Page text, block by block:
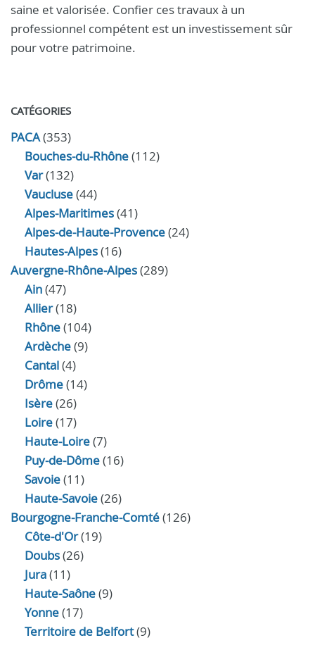
saine et valorisée. Confier ces travaux à un
professionnel compétent est un investissement sûr
pour votre patrimoine.
CATÉGORIES
PACA(353)
Bouches-du-Rhône(112)
Var(132)
Vaucluse(44)
Alpes-Maritimes(41)
Alpes-de-Haute-Provence(24)
Hautes-Alpes(16)
Auvergne-Rhône-Alpes(289)
Ain(47)
Allier(18)
Rhône(104)
Ardèche(9)
Cantal(4)
Drôme(14)
Isère(26)
Loire(17)
Haute-Loire(7)
Puy-de-Dôme(16)
Savoie(11)
Haute-Savoie(26)
Bourgogne-Franche-Comté(126)
Côte-d'Or(19)
Doubs(26)
Jura(11)
Haute‑Saône(9)
Yonne(17)
Territoire de Belfort(9)